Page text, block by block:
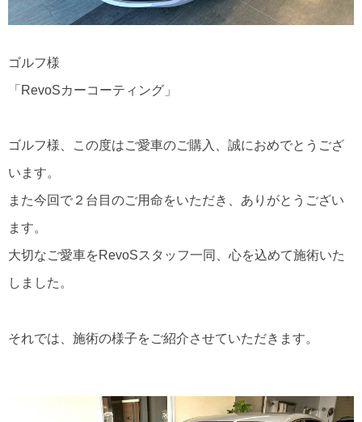
ゴルフ様
「RevoSカーコーティング」
ゴルフ様、この度はご愛車のご購入、誠におめでとうござ
います。
また今回で２台目のご用命をいただき、ありがとうござい
ます。
大切なご愛車をRevoSスタッフ一同、心を込めて施術いた
しました。
それでは、施術の様子をご紹介させていただきます。